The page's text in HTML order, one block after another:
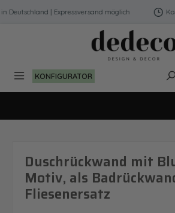
Zum Hauptinhalt springen
| Expressversand möglich
KONFIGURATOR
Duschrückwand mit
Motiv, als
Fliesenersatz